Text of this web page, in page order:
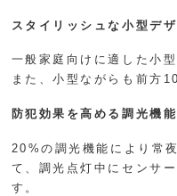
スタイリッシュな小型デ
一般家庭向けに適した小
また、小型ながらも前方
防犯効果を高める調光機能
20%の調光機能により常
て、調光点灯中にセンサ
す。